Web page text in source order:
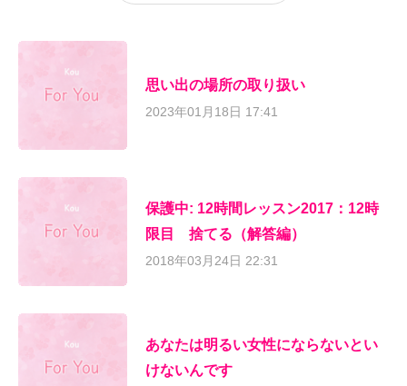
思い出の場所の取り扱い
2023年01月18日 17:41
保護中: 12時間レッスン2017：12時
限目 捨てる（解答編）
2018年03月24日 22:31
あなたは明るい女性にならないとい
けないんです